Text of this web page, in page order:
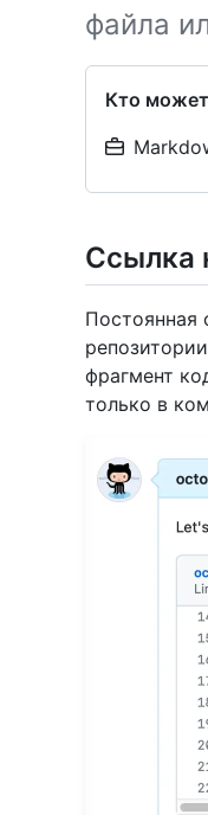
файла
Кто
Ссылка
Постоянная
фрагмент
только в